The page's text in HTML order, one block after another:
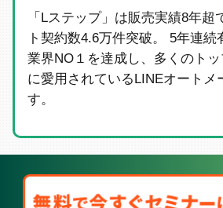
「Lステップ」は販売実績8年超
ト契約数4.6万件突破。 5年連続
業界NO１を達成し、多くのト
に愛用されているLINEオートメ
す。